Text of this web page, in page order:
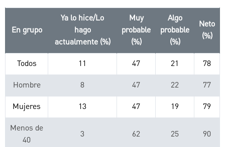
En grupo
Ya lo hice/Lo
hago
actualmente (%)
Muy
probable
(%)
Algo
probable
(%)
Neto
(%)
Todos 11 47 21
78
Hombre
8 47 22
77
Mujeres
13 47 19
79
Menos de
40
3 62 25 90